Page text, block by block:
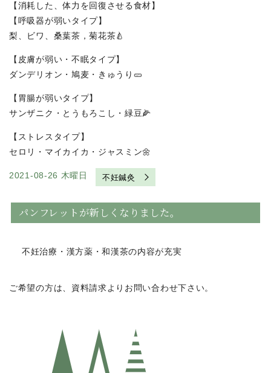
【消耗した、体力を回復させる食材】
【呼吸器が弱いタイプ】
梨、ビワ、桑葉茶，菊花茶🍐
【皮膚が弱い・不眠タイプ】
ダンデリオン・鳩麦・きゅうり🥒
【胃腸が弱いタイプ】
サンザニク・とうもろこし・緑豆🌽
【ストレスタイプ】
セロリ・マイカイカ・ジャスミン🌼
2021-08-26 木曜日 不妊鍼灸
パンフレットが新しくなりました。
不妊治療・漢方薬・和漢茶の内容が充実
ご希望の方は、資料請求よりお問い合わせ下さい。